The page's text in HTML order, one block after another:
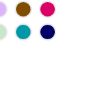
LilasMarronFuchsia
Vert
d'eau
Turquoise
Marine